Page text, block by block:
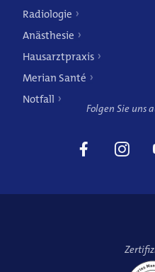
Radiologie
Anästhesie
Hausarztpraxis
Merian Santé
Notfall
Folgen Sie uns